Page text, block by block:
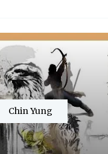
Chin Yung